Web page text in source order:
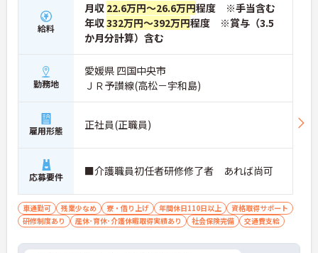
給料
月収 22.6万円～26.6万円程度 ※手当含む
年収332万円～392万円程度 ※賞与（3.5
か月分計算）含む
勤務地
愛媛県 四国中央市
ＪＲ予讃線(高松－宇和島)
雇用形態 正社員(正職員)
応募要件 ■介護職員初任者研修修了者 あれば尚可
車通勤可 残業少なめ 寮・借り上げ 年間休日110日以上
資格取得サポート
研修制度あり
産休･育休･介護休暇取得実績あり 社会保険完備 交通費支給